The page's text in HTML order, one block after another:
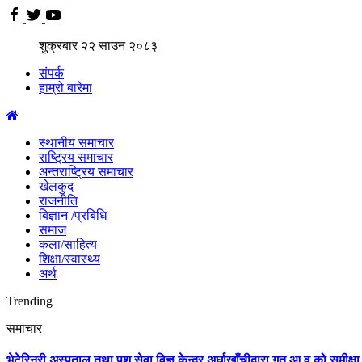
शुक्रबार २२साउन २०८३
संपर्क
हाम्रो बारेमा
स्थानीय समाचार
राष्ट्रिय समाचार
अन्तराष्ट्रिय समाचार
खेलकुद
राजनीति
बिज्ञान /प्रबिधि
समाज
कला/साहित्य
शिक्षा/स्वास्थ्य
अर्थ
Trending
समाचार